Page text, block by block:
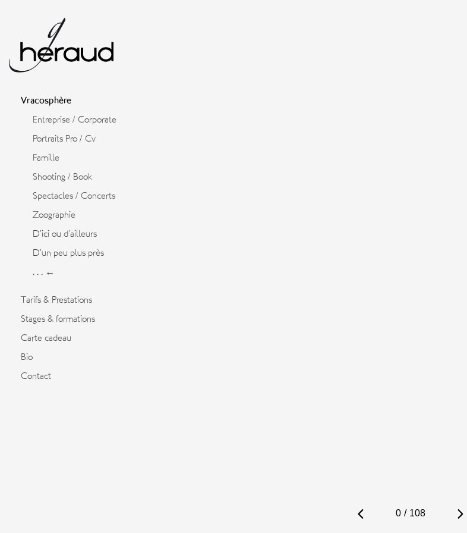
Vracosphère
Entreprise / Corporate
Portraits Pro / Cv
Famille
Shooting / Book
Spectacles / Concerts
Zoographie
D’ici ou d’ailleurs
D’un peu plus près
. . . ←
Tarifs & Prestations
Stages & formations
Carte cadeau
Bio
Contact
0 / 108